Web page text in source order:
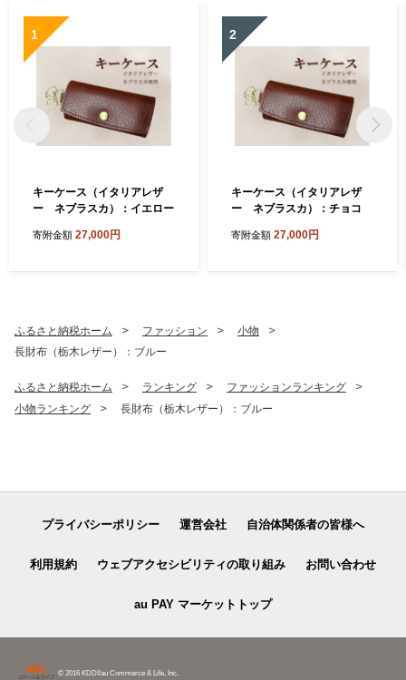
1
キーケース（イタリアレザ
ー ネブラスカ）：イエロー
寄附金額 27,000円
2
キーケース（イタリアレザ
ー ネブラスカ）：チョコ
寄附金額 27,000円
ふるさと納税ホーム ファッション
小物
長財布（栃木レザー）：ブルー
ふるさと納税ホーム ランキング
ファッションランキング
小物ランキング
長財布（栃木レザー）：ブルー
プライバシーポリシー 運営会社 自治体関係者の皆様へ
利用規約 ウェブアクセシビリティの取り組み お問い合わせ
au PAY マーケットトップ
© 2016 KDDI/au Commerce & Life, Inc.